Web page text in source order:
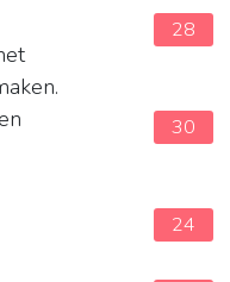
28
30
24